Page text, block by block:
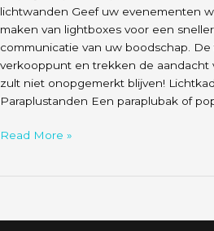
lichtwanden Geef uw evenementen
maken van lightboxes voor een
communicatie van uw boodschap.
verkooppunt en trekken de aandacht
zult niet onopgemerkt blijven!
Paraplustanden Een paraplubak of
Read More »